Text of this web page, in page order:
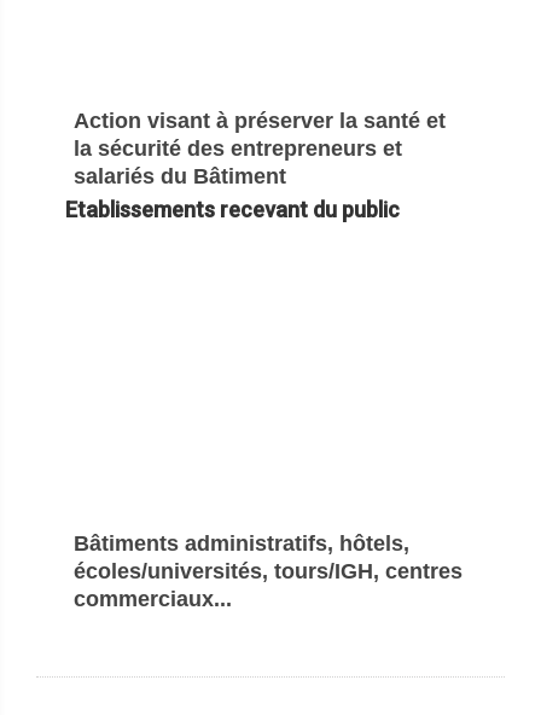
Action visant à préserver la santé et
la sécurité des entrepreneurs et
salariés du Bâtiment
Etablissements recevant du public
Bâtiments administratifs, hôtels,
écoles/universités, tours/IGH, centres
commerciaux...